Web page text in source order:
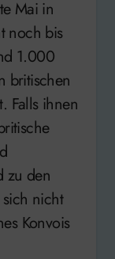
Mai in
noch bis
1.000
britischen
Falls ihnen
zu den
nicht
Konvois